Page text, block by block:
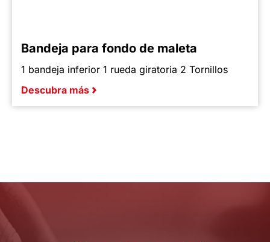
Bandeja para fondo de maleta
1 bandeja inferior 1 rueda giratoria 2 Tornillos
Descubra más